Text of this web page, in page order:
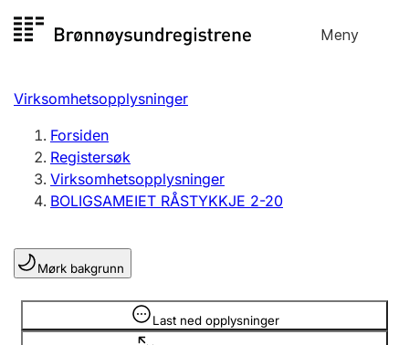
til
Meny
Registersøk
Aksjeselskap
Enkeltpersonforetak
Registrere, endre, slette
Lag og forening
Registrere, endre, slette
Virksomhetsopplysninger
Forsiden
Registersøk
Virksomhetsopplysninger
BOLIGSAMEIET RÅSTYKKJE 2-20
Mørk bakgrunn
Last ned opplysninger
Opplysninger er skjult